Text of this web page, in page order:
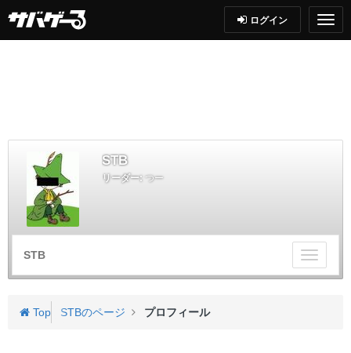
ログイン
STB
リーダー: つー
チ
ー
STB
Top STBのページ プロフィール